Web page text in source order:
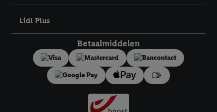
Lidl Plus
Betaalmiddelen
bewaartermijn van de gegevens en uw recht om uw
toestemming te allen tijde met vooruitwerkende kracht in te